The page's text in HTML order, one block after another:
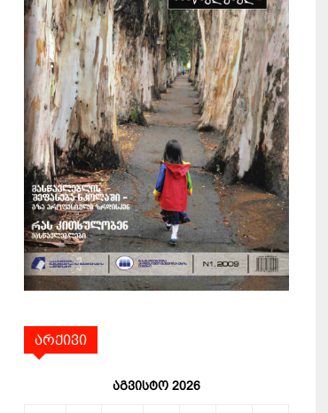
არქივი
აგვისტო 2026